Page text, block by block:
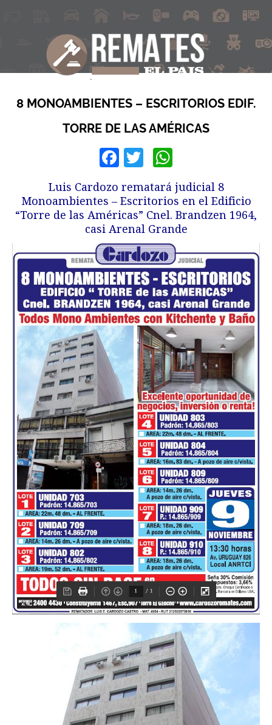
8 MONOAMBIENTES – ESCRITORIOS EDIF.
TORRE DE LAS AMÉRICAS
Facebook
Twitter
Luis Cardozo rematará judicial 8
Monoambientes – Escritorios en el Edificio
“Torre de las Américas” Cnel. Brandzen 1964,
casi Arenal Grande